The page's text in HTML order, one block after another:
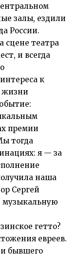
залы, ездили
России.
сцене театра
и всегда
к
жизни
премии
тогда
я — за
наша
Сергей
музыкальную
гетто?
евреев.
бывшего